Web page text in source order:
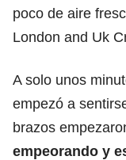
poco de aire
London and Uk
A solo unos
empezó a
brazos
empeorando y